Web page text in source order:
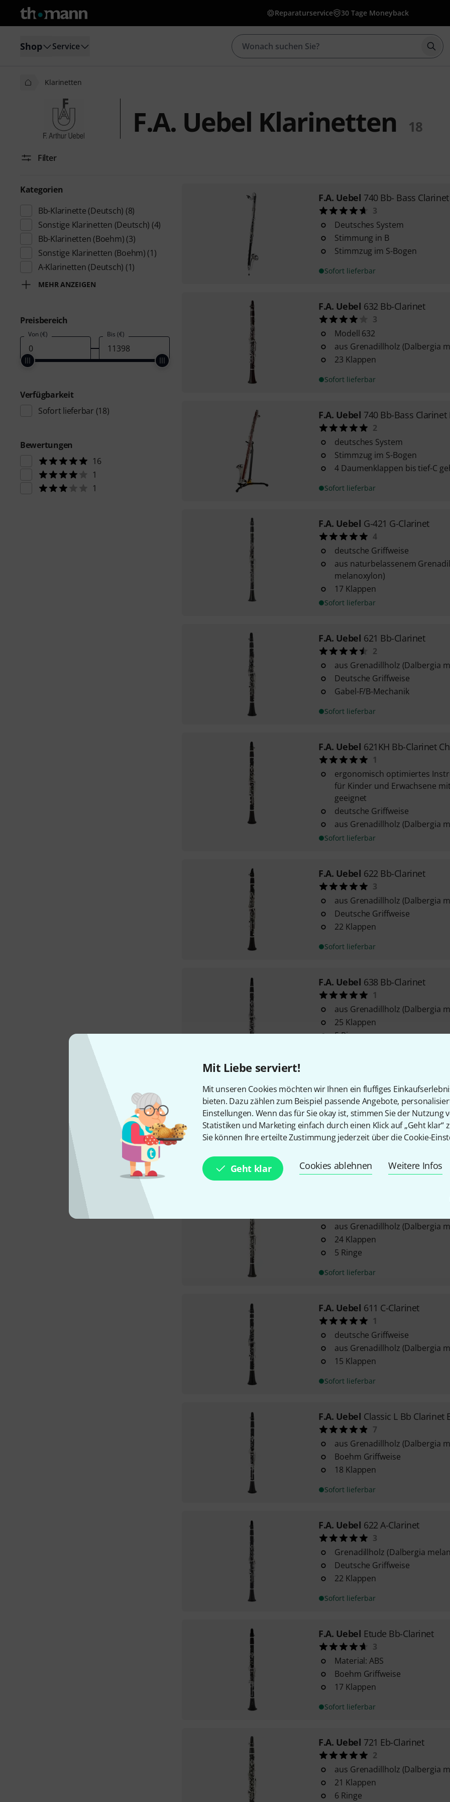
Mit Liebe serviert!
Mit unseren Cookies möchten wir Ihnen ein fluffiges
bieten. Dazu zählen zum Beispiel passende Angebote,
Einstellungen. Wenn das für Sie okay ist, stimmen Sie der Nutzung
Statistiken und Marketing einfach durch einen Klick auf „Geht klar“
Sie können Ihre erteilte Zustimmung jederzeit über die Cookie-
Geht klar Cookies ablehnen Weitere Infos
Reparaturservice 30 Tage Moneyback
Shop Service
Klarinetten
F.A. Uebel Klarinetten 18
Filter
Kategorien
Bb-Klarinette (Deutsch) (8)
Sonstige Klarinetten (Deutsch) (4)
Bb-Klarinetten (Boehm) (3)
Sonstige Klarinetten (Boehm) (1)
A-Klarinetten (Deutsch) (1)
MEHR ANZEIGEN
Preisbereich
Von (€) Bis (€)
Verfügbarkeit
Sofort lieferbar (18)
Bewertungen
16
1
1
F.A. Uebel 740 Bb- Bass
3
Deutsches System
Stimmung in B
Stimmzug im S-Bogen
Sofort lieferbar
F.A. Uebel 632 Bb-Clarinet
3
Modell 632
aus Grenadillholz (Dalbergia
23 Klappen
Sofort lieferbar
F.A. Uebel 740 Bb-Bass
2
deutsches System
Stimmzug im S-Bogen
4 Daumenklappen bis tief-C
Sofort lieferbar
F.A. Uebel G-421 G-Clarinet
4
deutsche Griffweise
aus naturbelassenem
melanoxylon)
17 Klappen
Sofort lieferbar
F.A. Uebel 621 Bb-Clarinet
2
aus Grenadillholz (Dalbergia
Deutsche Griffweise
Gabel-F/B-Mechanik
Sofort lieferbar
F.A. Uebel 621KH Bb-Clarinet
1
ergonomisch optimiertes
für Kinder und Erwachsene
geeignet
deutsche Griffweise
aus Grenadillholz (Dalbergia
Sofort lieferbar
F.A. Uebel 622 Bb-Clarinet
3
aus Grenadillholz (Dalbergia
Deutsche Griffweise
22 Klappen
Sofort lieferbar
F.A. Uebel 638 Bb-Clarinet
1
aus Grenadillholz (Dalbergia
25 Klappen
5 Ringe
F.A. Uebel Classic Bb-Clarinet
3
aus Grenadillholz (Dalbergia
Boehm Griffweise
17 Klappen
Sofort lieferbar
aus Grenadillholz (Dalbergia
24 Klappen
5 Ringe
Sofort lieferbar
F.A. Uebel 611 C-Clarinet
1
deutsche Griffweise
aus Grenadillholz (Dalbergia
15 Klappen
Sofort lieferbar
F.A. Uebel Classic L Bb Clarinet
7
aus Grenadillholz (Dalbergia
Boehm Griffweise
18 Klappen
Sofort lieferbar
F.A. Uebel 622 A-Clarinet
3
Grenadillholz (Dalbergia
Deutsche Griffweise
22 Klappen
Sofort lieferbar
F.A. Uebel Etude Bb-Clarinet
3
Material: ABS
Boehm Griffweise
17 Klappen
Sofort lieferbar
F.A. Uebel 721 Eb-Clarinet
2
aus Grenadillholz (Dalbergia
21 Klappen
6 Ringe